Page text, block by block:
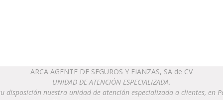
ARCA AGENTE DE SEGUROS Y FIANZAS, SA de CV
UNIDAD DE ATENCIÓN ESPECIALIZADA.
nuestra unidad de atención especializada a clientes, en